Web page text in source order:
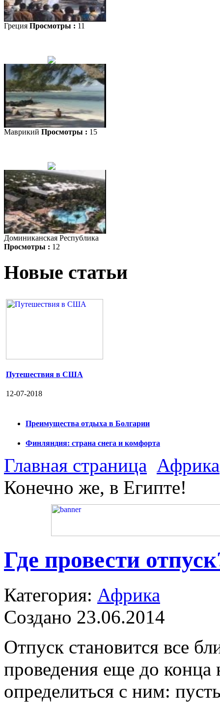
Греция Просмотры : 11
Маврикий Просмотры : 15
Доминиканская Республика
Просмотры : 12
Новые статьи
Путешествия в США
12-07-2018
Преимущества отдыха в Болгарии
Финляндия: страна снега и комфорта
Главная страница Африка
Конечно же, в Египте!
Где провести
Категория: Африка
Создано 23.06.2014
Отпуск становится все
проведения еще до
определиться с ним: